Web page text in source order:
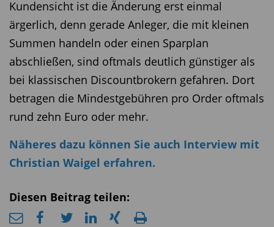
Kundensicht ist die Änderung erst einmal
ärgerlich, denn gerade Anleger, die mit kleinen
Summen handeln oder einen Sparplan
abschließen, sind oftmals deutlich günstiger als
bei klassischen Discountbrokern gefahren. Dort
betragen die Mindestgebühren pro Order oftmals
rund zehn Euro oder mehr.
Näheres dazu können Sie auch Interview mit
Christian Waigel erfahren.
Diesen Beitrag teilen: